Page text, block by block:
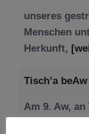
Tisch’a
an die